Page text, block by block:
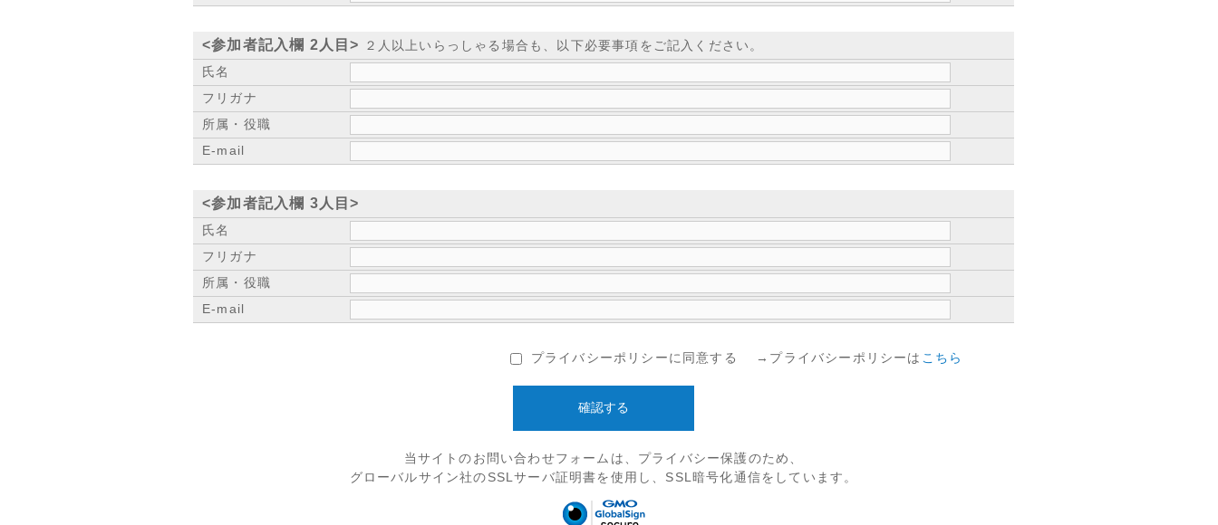
<参加者記入欄 2人目> ２人以上いらっしゃる場合も、以下必要事項をご記入ください。
氏名
フリガナ
所属・役職
E-mail
<参加者記入欄 3人目>
氏名
フリガナ
所属・役職
E-mail
プライバシーポリシーに同意する →プライバシーポリシーは こちら
当サイトのお問い合わせフォームは、プライバシー保護のため、
グローバルサイン社のSSLサーバ証明書を使用し、SSL暗号化通信をしています。